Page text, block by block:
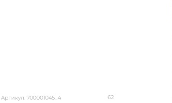
Артикул: 700001045_4 62